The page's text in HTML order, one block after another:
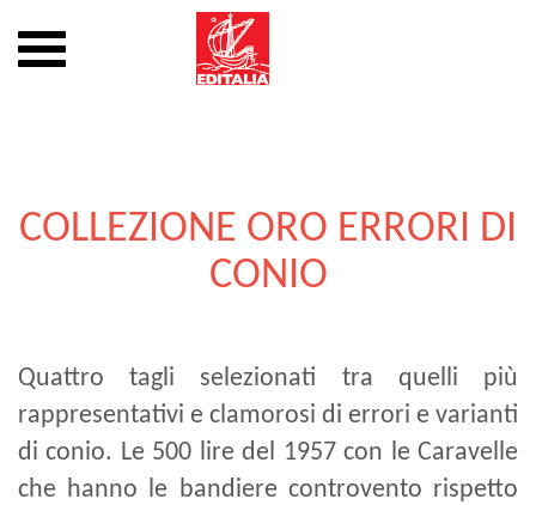
Mostra
o
COLLEZIONE ORO ERRORI DI
CONIO
Quattro tagli selezionati tra quelli più
rappresentativi e clamorosi di errori e varianti
di conio. Le 500 lire del 1957 con le Caravelle
che hanno le bandiere controvento rispetto